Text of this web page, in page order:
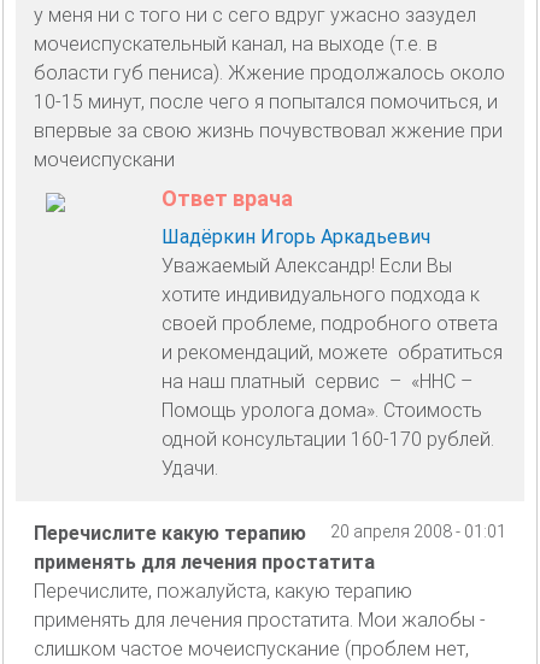
у меня ни с того ни с сего вдруг ужасно зазудел
мочеиспускательный канал, на выходе (т.е. в
боласти губ пениса). Жжение продолжалось около
10-15 минут, после чего я попытался помочиться, и
впервые за свою жизнь почувствовал жжение при
мочеиспускани
Ответ врача
Шадёркин Игорь Аркадьевич
Уважаемый Александр! Если Вы
хотите индивидуального подхода к
своей проблеме, подробного ответа
и рекомендаций, можете обратиться
на наш платный сервис – «HHC –
Помощь уролога дома». Стоимость
одной консультации 160-170 рублей.
Удачи.
20 апреля 2008 - 01:01
Перечислите какую терапию
применять для лечения простатита
Перечислите, пожалуйста, какую терапию
применять для лечения простатита. Мои жалобы -
слишком частое мочеиспускание (проблем нет,